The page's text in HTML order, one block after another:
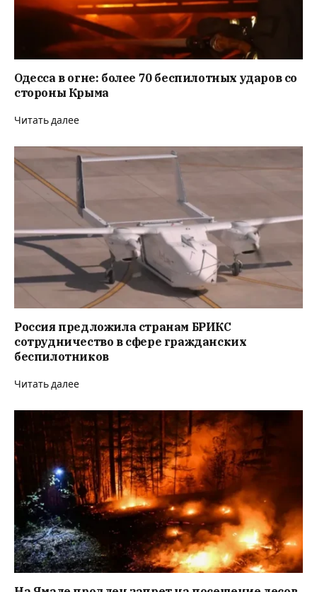
Одесса в огне: более 70 беспилотных ударов со
стороны Крыма
Читать далее
Россия предложила странам БРИКС
сотрудничество в сфере гражданских
беспилотников
Читать далее